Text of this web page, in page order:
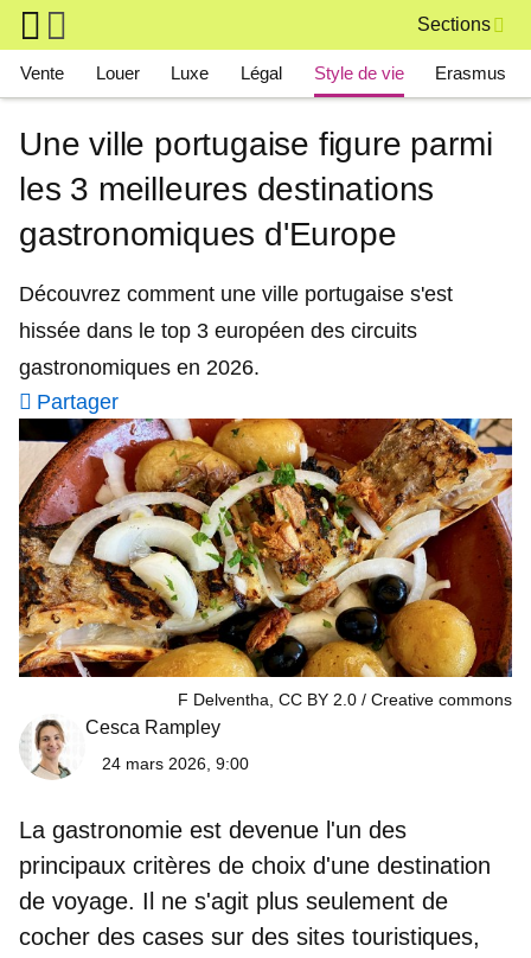
Skip to main content
Sections
Main navigation
Vente Louer Luxe Légal Style de vie Erasmus
Une ville portugaise figure parmi
les 3 meilleures destinations
gastronomiques d'Europe
Découvrez comment une ville portugaise s'est
hissée dans le top 3 européen des circuits
gastronomiques en 2026.
Partager
F Delventha, CC BY 2.0 Creative commons
Cesca Rampley
24 mars 2026, 9:00
La gastronomie est devenue l'un des
principaux critères de choix d'une destination
de voyage. Il ne s'agit plus seulement de
cocher des cases sur des sites touristiques,